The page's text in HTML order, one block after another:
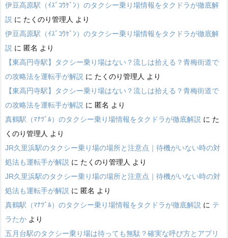
伊豆高原駅（ｲｽﾞｺｳｹﾞﾝ）のタクシー乗り場情報をタクドラが徹底解
説 に たくのり管理人 より
伊豆高原駅（ｲｽﾞｺｳｹﾞﾝ）のタクシー乗り場情報をタクドラが徹底解
説 に 匿名 より
【東高円寺駅】タクシー乗り場はない？流しは拾える？青梅街道で
の攻略法を運転手が解説 に たくのり管理人 より
【東高円寺駅】タクシー乗り場はない？流しは拾える？青梅街道で
の攻略法を運転手が解説 に 匿名 より
真鶴駅（ﾏﾅﾂﾞﾙ）のタクシー乗り場情報をタクドラが徹底解説 に た
くのり管理人 より
JR久里浜駅のタクシー乗り場の場所と注意点｜待機がいない時の対
処法も運転手が解説 に たくのり管理人 より
JR久里浜駅のタクシー乗り場の場所と注意点｜待機がいない時の対
処法も運転手が解説 に 匿名 より
真鶴駅（ﾏﾅﾂﾞﾙ）のタクシー乗り場情報をタクドラが徹底解説 に テ
ラたか より
五月台駅のタクシー乗り場は待っても無駄？確実な呼び方とアプリ